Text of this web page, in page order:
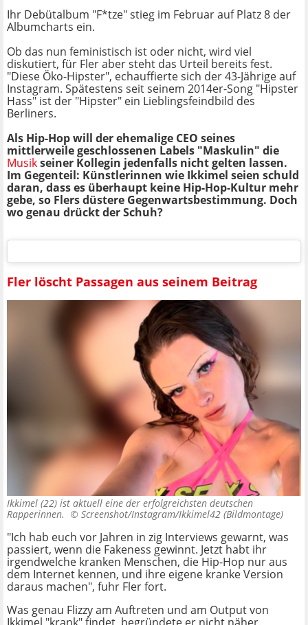
Ihr Debütalbum "F*tze" stieg im Februar auf Platz 8 der
Albumcharts ein.
Ob das nun feministisch ist oder nicht, wird viel
diskutiert, für Fler aber steht das Urteil bereits fest.
"Diese Öko-Hipster", echauffierte sich der 43-Jährige auf
Instagram. Spätestens seit seinem 2014er-Song "Hipster
Hass" ist der "Hipster" ein Lieblingsfeindbild des
Berliners.
Als Hip-Hop will der ehemalige CEO seines
mittlerweile geschlossenen Labels "Maskulin" die
Musikseiner Kollegin jedenfalls nicht gelten lassen.
Im Gegenteil: Künstlerinnen wie Ikkimel seien schuld
daran, dass es überhaupt keine Hip-Hop-Kultur mehr
gebe, so Flers düstere Gegenwartsbestimmung. Doch
wo genau drückt der Schuh?
Fler löscht Passagen aus seinem Beitrag
Ikkimel (22) ist aktuell eine der erfolgreichsten deutschen
Rapperinnen. © Screenshot/Instagram/Ikkimel42 (Bildmontage)
"Ich hab euch vor Jahren in zig Interviews gewarnt, was
passiert, wenn die Fakeness gewinnt. Jetzt habt ihr
irgendwelche kranken Menschen, die Hip-Hop nur aus
dem Internet kennen, und ihre eigene kranke Version
daraus machen", fuhr Fler fort.
Was genau Flizzy am Auftreten und am Output von